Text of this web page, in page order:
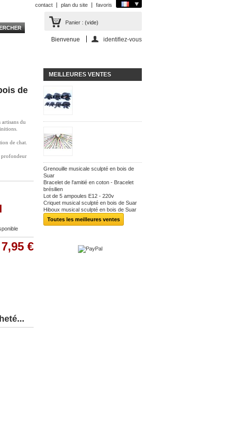
contact plan du site favoris
Panier : (vide)
Bienvenue identifiez-vous
de
artisans du
de chat.
profondeur
7,95 €
MEILLEURES VENTES
Grenouille musicale sculpté en bois de
Suar
Bracelet de l'amitié en coton - Bracelet
brésilien
Lot de 5 ampoules E12 - 220v
Criquet musical sculpté en bois de Suar
Hiboux musical sculpté en bois de Suar
Toutes les meilleures ventes